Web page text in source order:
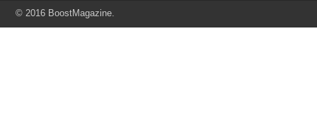
© 2016 BoostMagazine.